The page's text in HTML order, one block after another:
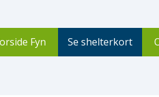
Fyn Se shelterkort